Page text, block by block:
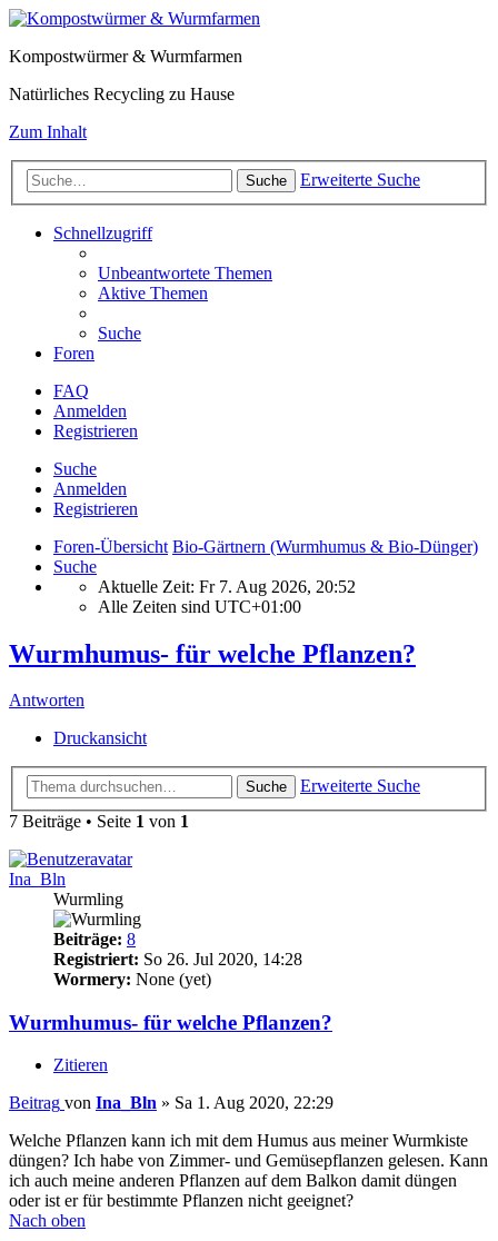
Kompostwürmer & Wurmfarmen
Natürliches Recycling zu Hause
Zum Inhalt
Suche Erweiterte Suche
Schnellzugriff
Unbeantwortete Themen
Aktive Themen
Suche
Foren
FAQ
Anmelden
Registrieren
Suche
Anmelden
Registrieren
Foren-Übersicht Bio-Gärtnern (Wurmhumus & Bio-Dünger)
Suche
Aktuelle Zeit: Fr 7. Aug 2026, 20:52
Alle Zeiten sind UTC+01:00
Wurmhumus- für welche Pflanzen?
Antworten
Druckansicht
Suche
Erweiterte Suche
7 Beiträge • Seite 1 von 1
Ina_Bln
Wurmling
Beiträge: 8
Registriert: So 26. Jul 2020, 14:28
Wormery: None (yet)
Wurmhumus- für welche Pflanzen?
Zitieren
Beitrag von Ina_Bln » Sa 1. Aug 2020, 22:29
Welche Pflanzen kann ich mit dem Humus aus meiner Wurmkiste
düngen? Ich habe von Zimmer- und Gemüsepflanzen gelesen. Kann
ich auch meine anderen Pflanzen auf dem Balkon damit düngen
oder ist er für bestimmte Pflanzen nicht geeignet?
Nach oben